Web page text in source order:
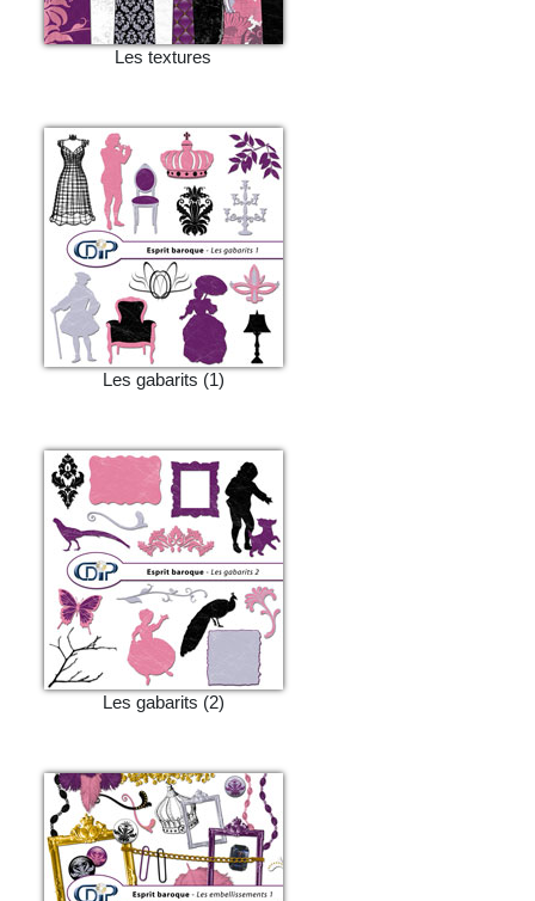
Les textures
Les gabarits (1)
Les gabarits (2)